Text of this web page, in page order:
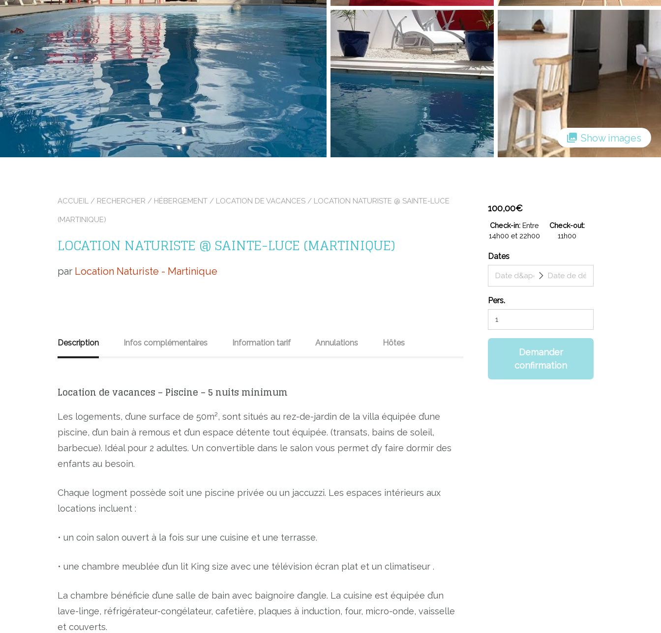
Show images
ACCUEIL / RECHERCHER / HÉBERGEMENT / LOCATION DE VACANCES / LOCATION NATURISTE @ SAINTE-LUCE
(MARTINIQUE)
LOCATION NATURISTE @ SAINTE-LUCE (MARTINIQUE)
par Location Naturiste - Martinique
Description Infos complémentaires Information tarif Annulations Hôtes
Location de vacances – Piscine – 5 nuits minimum
Les logements, d’une surface de 50m², sont situés au rez-de-jardin de la villa équipée d’une
piscine, d’un bain à remous et d’un espace détente tout équipée. (transats, bains de soleil,
barbecue). Idéal pour 2 adultes. Un convertible dans le salon vous permet d’y faire dormir des
enfants au besoin.
Chaque logment possède soit une piscine privée ou un jaccuzzi. Les espaces intérieurs aux
locations incluent :
• un coin salon ouvert à la fois sur une cuisine et une terrasse.
• une chambre meublée d’un lit King size avec une télévision écran plat et un climatiseur .
La chambre bénéficie d’une salle de bain avec baignoire d’angle. La cuisine est équipée d’un
lave-linge, réfrigérateur-congélateur, cafetière, plaques à induction, four, micro-onde, vaisselle
et couverts.
100,00€
Check-in Entre
14h00 et 22h00
Check-out
11h00
Dates
Pers.
Demander
confirmation